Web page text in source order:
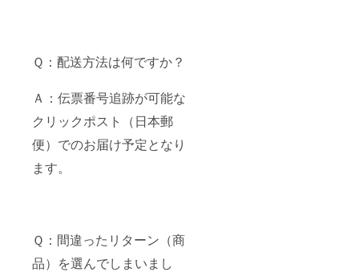
Ｑ：配送方法は何ですか？
Ａ：伝票番号追跡が可能な
クリックポスト（日本郵
便）でのお届け予定となり
ます。
Ｑ：間違ったリターン（商
品）を選んでしまいまし